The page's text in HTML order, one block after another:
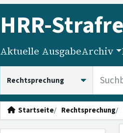
HRR-
Aktuelle AusgabeArchiv
Startseite Rechtsprechung